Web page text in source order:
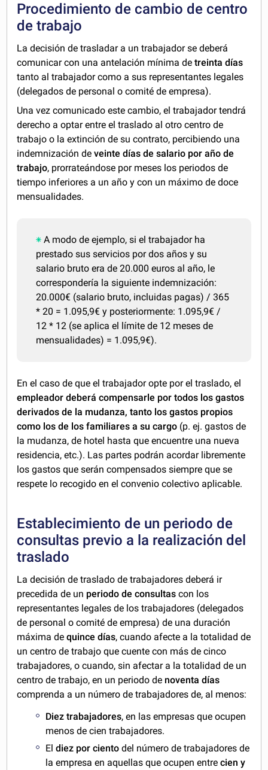
Procedimiento de cambio de centro
de trabajo
La decisión de trasladar a un trabajador se deberá
comunicar con una antelación mínima detreinta días
tanto al trabajador como a sus representantes legales
(delegados de personal o comité de empresa).
Una vez comunicado este cambio, el trabajador tendrá
derecho a optar entre el traslado al otro centro de
trabajo o la extinción de su contrato, percibiendo una
indemnización deveinte días de salario por año de
trabajo, prorrateándose por meses los periodos de
tiempo inferiores a un año y con un máximo de doce
mensualidades.
A modo de ejemplo, si el trabajador ha
prestado sus servicios por dos años y su
salario bruto era de 20.000 euros al año, le
correspondería la siguiente indemnización:
20.000€ (salario bruto, incluidas pagas) / 365
* 20 = 1.095,9€ y posteriormente: 1.095,9€ /
12 * 12 (se aplica el límite de 12 meses de
mensualidades) = 1.095,9€).
En el caso de que el trabajador opte por el traslado, el
empleador deberá compensarle por todos los gastos
derivados de la mudanza, tanto los gastos propios
como los de los familiares a su cargo (p. ej. gastos de
la mudanza, de hotel hasta que encuentre una nueva
residencia, etc.). Las partes podrán acordar libremente
los gastos que serán compensados siempre que se
respete lo recogido en el convenio colectivo aplicable.
Establecimiento de un periodo de
consultas previo a la realización del
traslado
La decisión de traslado de trabajadores deberá ir
precedida de un periodo de consultas con los
representantes legales de los trabajadores (delegados
de personal o comité de empresa) de una duración
máxima dequince días, cuando afecte a la totalidad de
un centro de trabajo que cuente con más de cinco
trabajadores, o cuando, sin afectar a la totalidad de un
centro de trabajo, en un periodo de noventa días
comprenda a un número de trabajadores de, al menos:
Diez trabajadores, en las empresas que ocupen
menos de cien trabajadores.
Eldiez por ciento del número de trabajadores de
la empresa en aquellas que ocupen entrecien y